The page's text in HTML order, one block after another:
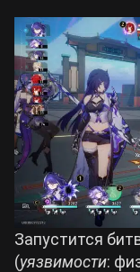
Запустится
(уязвимости: